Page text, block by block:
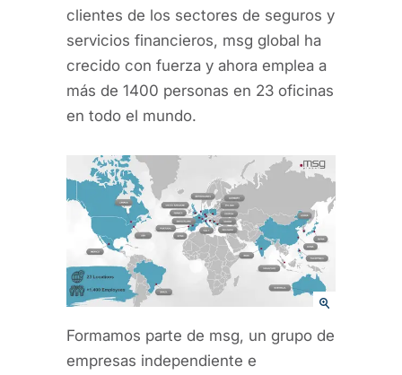
clientes de los sectores de seguros y
servicios financieros, msg global ha
crecido con fuerza y ahora emplea a
más de 1400 personas en 23 oficinas
en todo el mundo.
Formamos parte de msg, un grupo de
empresas independiente e